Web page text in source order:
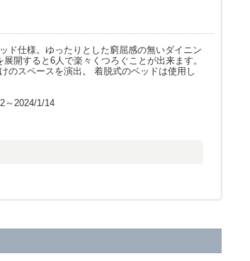
ド仕様。ゆったりとした窮屈感の無いダイニン
開すると6人で楽々くつろぐことが出来ます。
のスペースを演出。 着脱式のベッドは使用し
～2024/1/14